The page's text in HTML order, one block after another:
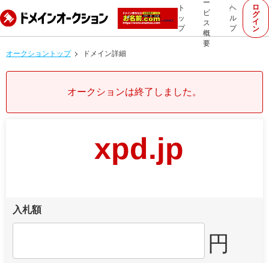
ト
ッ
プ
ー
ビ
ス
概
要
ヘ
ル
プ
ロ
グ
イ
ン
オークショントップ ドメイン詳細
オークションは終了しました。
xpd.jp
入札額
円